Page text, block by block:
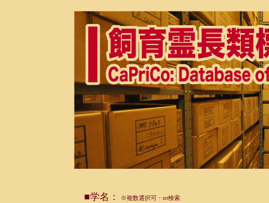
■学名： ※複数選択可・or検索